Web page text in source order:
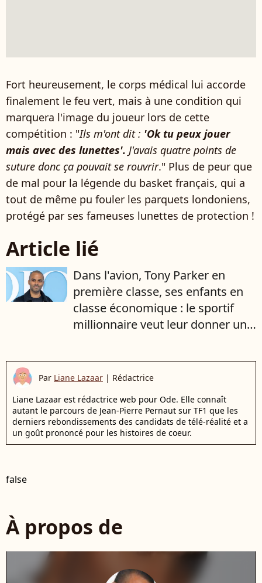
Fort heureusement, le corps médical lui accorde
finalement le feu vert, mais à une condition qui
marquera l'image du joueur lors de cette
compétition : "Ils m'ont dit : 'Ok tu peux jouer
mais avec des lunettes'. J'avais quatre points de
suture donc ça pouvait se rouvrir." Plus de peur que
de mal pour la légende du basket français, qui a
tout de même pu fouler les parquets londoniens,
protégé par ses fameuses lunettes de protection !
Article lié
Dans l'avion, Tony Parker en
première classe, ses enfants en
classe économique : le sportif
millionnaire veut leur donner une
Par Liane Lazaar | Rédactrice
Liane Lazaar est rédactrice web pour Ode. Elle connaît
autant le parcours de Jean-Pierre Pernaut sur TF1 que les
derniers rebondissements des candidats de télé-réalité et a
un goût prononcé pour les histoires de coeur.
false
À propos de